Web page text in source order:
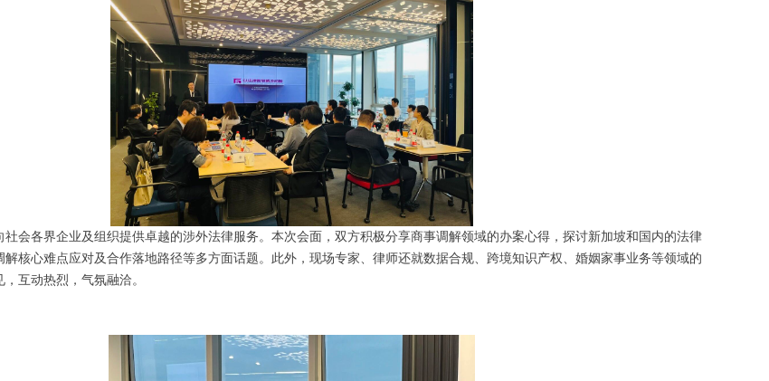
社会各界企业及组织提供卓越的涉外法律服务。本次会面，双方积极分享商事调解领域的办案心得，探讨新加坡和国内的法律
解核心难点应对及合作落地路径等多方面话题。此外，现场专家、律师还就数据合规、跨境知识产权、婚姻家事业务等领域的
互动热烈，气氛融洽。